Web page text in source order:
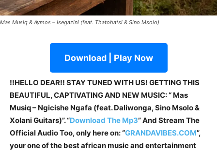
Mas Musiq & Aymos – Isegazini (feat. Thatohatsi & Sino Msolo)
Download | Play Now
!!HELLO DEAR!! STAY TUNED WITH US! GETTING THIS
BEAUTIFUL, CAPTIVATING AND NEW MUSIC: “ Mas
Musiq – Ngicishe Ngafa (feat. Daliwonga, Sino Msolo &
Xolani Guitars)”. “Download The Mp3”And Stream The
Official Audio Too, only here on: “GRANDAVIBES.COM”,
your one of the best african music and entertainment